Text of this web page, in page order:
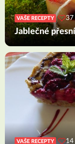
VAŠE RECEPTY 37
Jablečné
VAŠE RECEPTY 14